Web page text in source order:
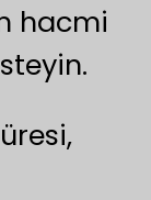
hacmi